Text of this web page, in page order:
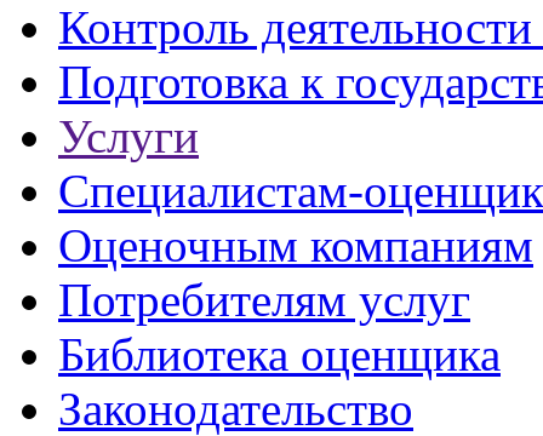
Контроль
Подготовка к
Услуги
Специалистам-
Оценочным компаниям
Потребителям услуг
Библиотека оценщика
Законодательство